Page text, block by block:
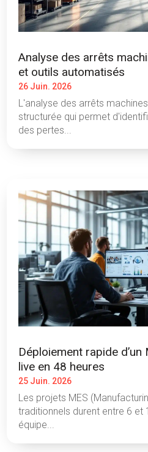
Analyse des arrêts
et outils automatisés
26 Juin. 2026
L'analyse des arrêts
structurée qui permet
des pertes...
Déploiement rapide
live en 48 heures
25 Juin. 2026
Les projets MES
traditionnels durent entre 6 et
équipe...